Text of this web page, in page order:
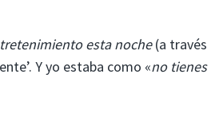
esta noche(a través
Y yo estaba como «no tienes